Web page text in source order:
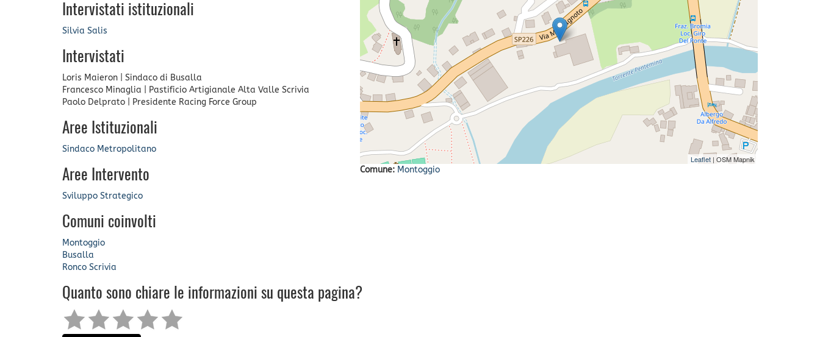
Intervistati istituzionali
Silvia Salis
Intervistati
Loris Maieron
Sindaco di Busalla
Francesco Minaglia
Pastificio Artigianale Alta Valle Scrivia
Paolo Delprato
Presidente Racing Force Group
Aree Istituzionali
Sindaco Metropolitano
Aree Intervento
Sviluppo Strategico
Comuni coinvolti
Montoggio
Busalla
Ronco Scrivia
Leaflet | OSM Mapnik
Comune: Montoggio
Quanto sono chiare le informazioni su questa pagina?